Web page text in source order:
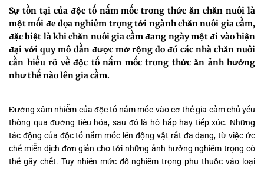
Sự tồn tại của độc tố nấm mốc trong thức ăn chăn nuôi là
một mối đe dọa nghiêm trọng tới ngành chăn nuôi gia cầm,
đặc biệt là khi chăn nuôi gia cầm đang ngày một đi vào hiện
đại với quy mô dần được mở rộng do đó các nhà chăn nuôi
cần hiểu rõ về độc tố nấm mốc trong thức ăn ảnh hưởng
như thế nào lên gia cầm.
Đường xâm nhiễm của độc tố nấm mốc vào cơ thể gia cầm chủ yếu
thông qua đường tiêu hóa, sau đó là hô hấp hay tiếp xúc. Những
tác động của độc tố nấm mốc lên động vật rất đa dạng, từ việc ức
chế miễn dịch đơn giản cho tới những ảnh hưởng nghiêm trọng có
thể gây chết. Tuy nhiên mức độ nghiêm trọng phụ thuộc vào loại